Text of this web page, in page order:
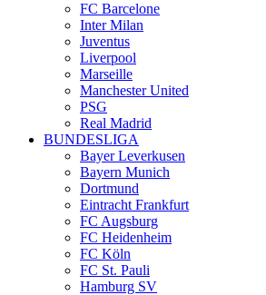
FC Barcelone
Inter Milan
Juventus
Liverpool
Marseille
Manchester United
PSG
Real Madrid
BUNDESLIGA
Bayer Leverkusen
Bayern Munich
Dortmund
Eintracht Frankfurt
FC Augsburg
FC Heidenheim
FC Köln
FC St. Pauli
Hamburg SV